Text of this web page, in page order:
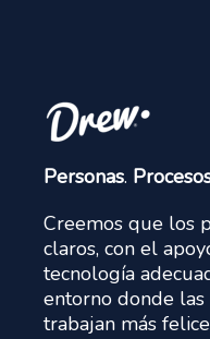
Personas.
Creemos que los
claros, con el
tecnología
entorno donde las
trabajan más